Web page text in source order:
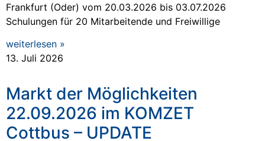
Frankfurt (Oder) vom 20.03.2026 bis 03.07.2026
Schulungen für 20 Mitarbeitende und Freiwillige
weiterlesen »
13. Juli 2026
Markt der Möglichkeiten
22.09.2026 im KOMZET
Cottbus – UPDATE